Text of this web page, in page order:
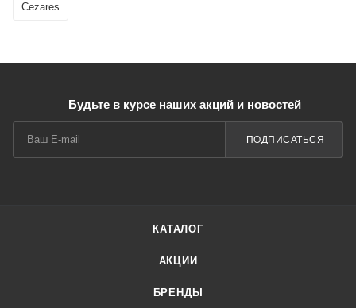
Cezares
Будьте в курсе наших акций и новостей
ПОДПИСАТЬСЯ
КАТАЛОГ
АКЦИИ
БРЕНДЫ